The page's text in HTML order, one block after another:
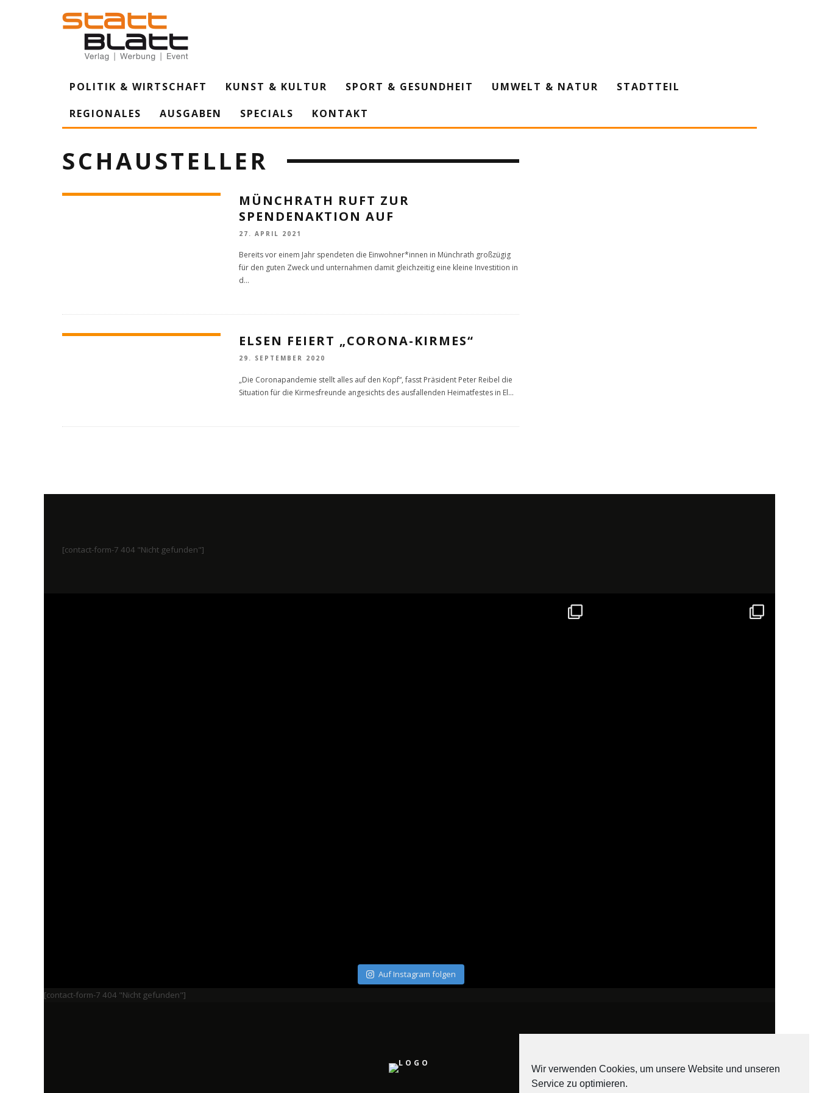
POLITIK & WIRTSCHAFT KUNST & KULTUR SPORT & GESUNDHEIT UMWELT & NATUR
STADTTEIL
REGIONALES
AUSGABEN SPECIALS KONTAKT
SCHAUSTELLER
MÜNCHRATH RUFT ZUR
SPENDENAKTION AUF
27. APRIL 2021
Bereits vor einem Jahr spendeten die Einwohner*innen in Münchrath großzügig
für den guten Zweck und unternahmen damit gleichzeitig eine kleine Investition in
d...
ELSEN FEIERT „CORONA-KIRMES“
29. SEPTEMBER 2020
„Die Coronapandemie stellt alles auf den Kopf“, fasst Präsident Peter Reibel die
Situation für die Kirmesfreunde angesichts des ausfallenden Heimatfestes in El...
[contact-form-7 404 "Nicht gefunden"]
Auf Instagram folgen
[contact-form-7 404 "Nicht gefunden"]
Wir verwenden Cookies, um unsere Website und unseren
Service zu optimieren.